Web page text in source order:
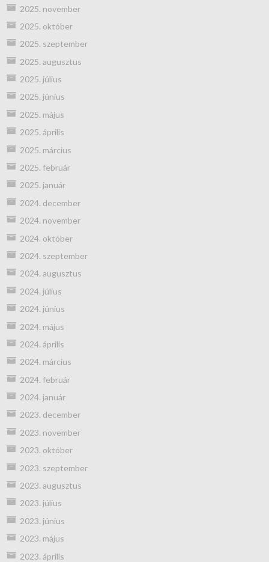
2025. november
2025. október
2025. szeptember
2025. augusztus
2025. július
2025. június
2025. május
2025. április
2025. március
2025. február
2025. január
2024. december
2024. november
2024. október
2024. szeptember
2024. augusztus
2024. július
2024. június
2024. május
2024. április
2024. március
2024. február
2024. január
2023. december
2023. november
2023. október
2023. szeptember
2023. augusztus
2023. július
2023. június
2023. május
2023. április